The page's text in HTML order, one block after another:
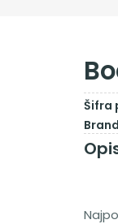
Šifra